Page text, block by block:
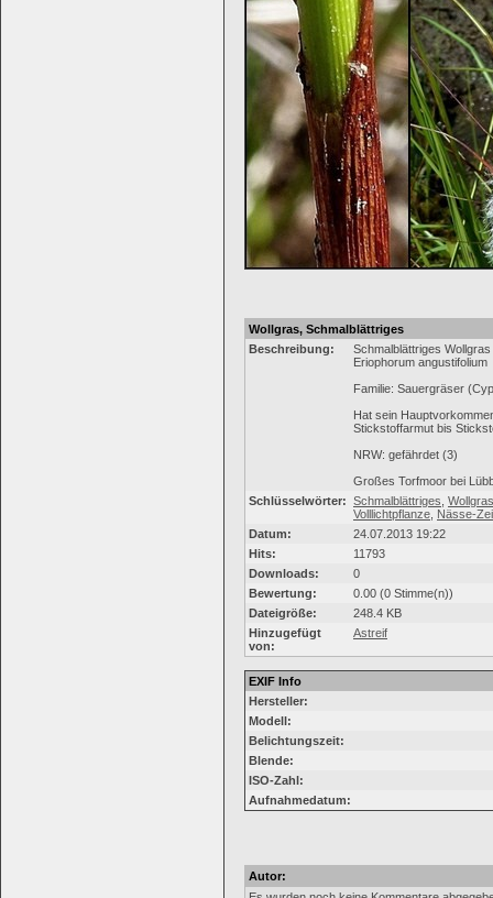
Wollgras, Schmalblättriges
Beschreibung:
Schmalblättriges Wollgras
Eriophorum angustifolium
Familie: Sauergräser
Hat sein
Stickstoffarmut bis
NRW: gefährdet (3)
Großes Torfmoor bei
Schlüsselwörter: Schmalblättriges Wollgras
Volllichtpflanze Nässe-
Datum:
24.07.2013 19:22
Hits:
11793
Downloads:
0
Bewertung:
0.00 (0 Stimme(n))
Dateigröße:
248.4 KB
Hinzugefügt
von:
Astreif
EXIF Info
Hersteller:
Modell:
Belichtungszeit:
Blende:
ISO-Zahl:
Aufnahmedatum:
Autor: